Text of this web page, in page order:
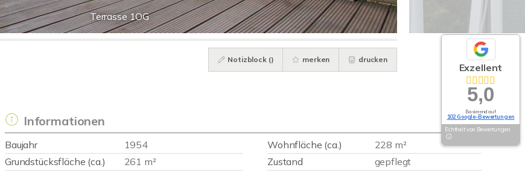
Terrasse 1OG
Notizblock () merken drucken
Informationen
Baujahr 1954 Wohnfläche (ca.)
228 m²
Grundstücksfläche (ca.)
261 m² Zustand gepflegt
Exzellent
5,0
Basierend auf
102 Google-Bewertungen
Echtheit von Bewertungen